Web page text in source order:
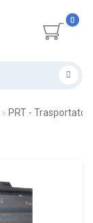
0
PRT -